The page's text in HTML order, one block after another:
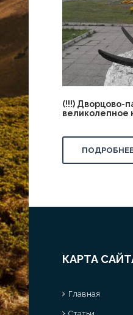
(!!!) Дворцово-
КАРТА
Главная